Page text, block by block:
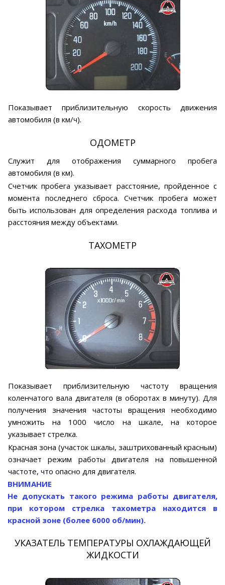
Показывает приблизительную скорость движения
автомобиля (в км/ч).
ОДОМЕТР
Служит для отображения суммарного пробега
автомобиля (в км).
Счетчик пробега указывает расстояние, пройденное с
момента последнего сброса. Счетчик пробега может
быть использован для определения расхода топлива и
расстояния между объектами.
ТАХОМЕТР
Показывает приблизительную частоту вращения
коленчатого вала двигателя (в оборотах в минуту). Для
получения значения частоты вращения необходимо
умножить на 1000 число на шкале, на которое
указывает стрелка.
Красная зона (участок шкалы, заштрихованный красным)
означает режим работы двигателя на повышенной
частоте, что опасно для двигателя.
ВНИМАНИЕ
Не допускать такого режима работы двигателя,
при котором стрелка тахометра находится в
красной зоне (более 6000 об/мин).
УКАЗАТЕЛЬ ТЕМПЕРАТУРЫ ОХЛАЖДАЮЩЕЙ
ЖИДКОСТИ